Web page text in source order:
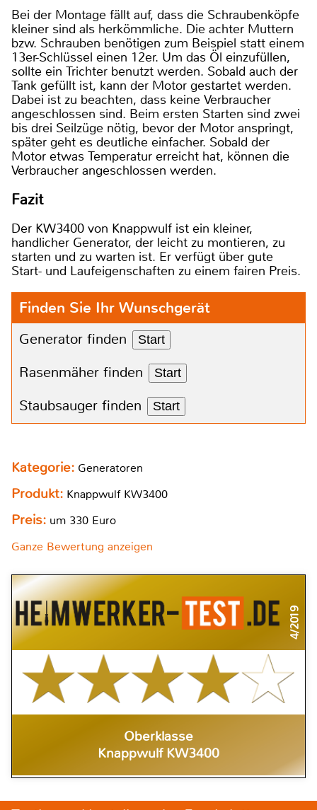
Bei der Montage fällt auf, dass die Schraubenköpfe
kleiner sind als herkömmliche. Die achter Muttern
bzw. Schrauben benötigen zum Beispiel statt einem
13er-Schlüssel einen 12er. Um das Öl einzufüllen,
sollte ein Trichter benutzt werden. Sobald auch der
Tank gefüllt ist, kann der Motor gestartet werden.
Dabei ist zu beachten, dass keine Verbraucher
angeschlossen sind. Beim ersten Starten sind zwei
bis drei Seilzüge nötig, bevor der Motor anspringt,
später geht es deutliche einfacher. Sobald der
Motor etwas Temperatur erreicht hat, können die
Verbraucher angeschlossen werden.
Fazit
Der KW3400 von Knappwulf ist ein kleiner,
handlicher Generator, der leicht zu montieren, zu
starten und zu warten ist. Er verfügt über gute
Start- und Laufeigenschaften zu einem fairen Preis.
Finden Sie Ihr Wunschgerät
Generator finden Start
Rasenmäher finden Start
Staubsauger finden Start
Kategorie: Generatoren
Produkt: Knappwulf KW3400
Preis: um 330 Euro
Ganze Bewertung anzeigen
4/2019
Oberklasse
Knappwulf KW3400